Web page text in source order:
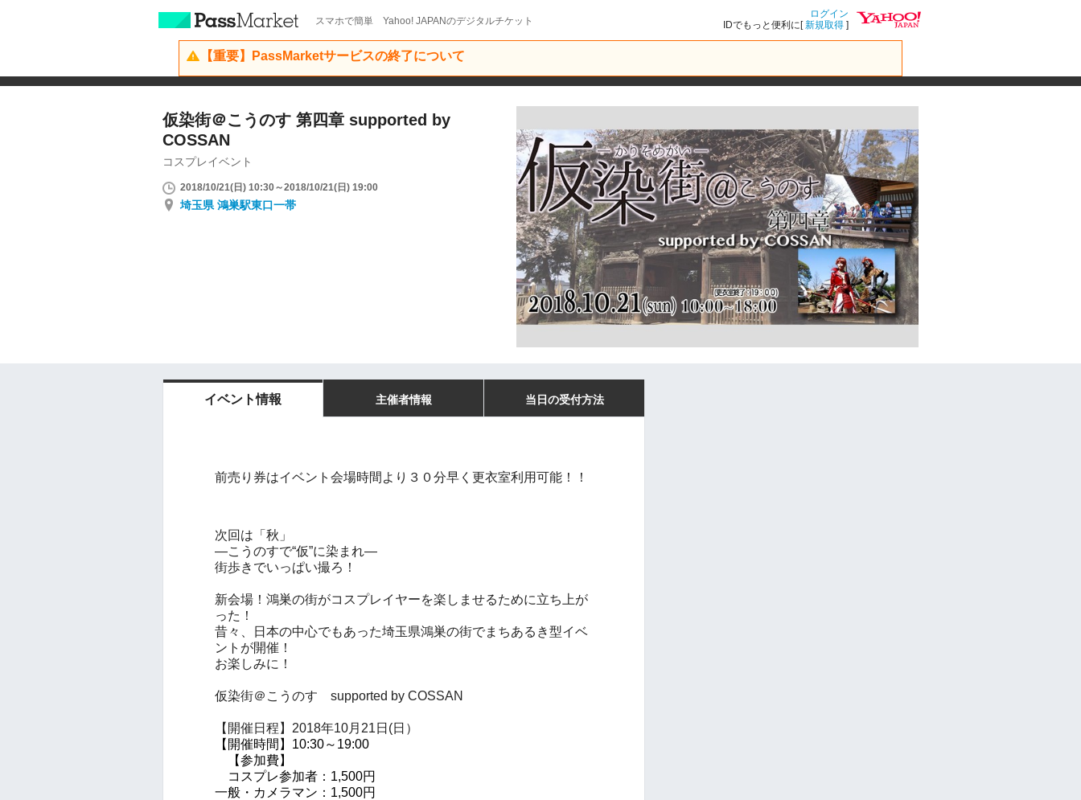
スマホで簡単 Yahoo! JAPANのデジタルチケット
ログイン
IDでもっと便利に[新規取得 ]
【重要】PassMarketサービスの終了について
仮染街＠こうのす 第四章 supported by
COSSAN
コスプレイベント
2018/10/21(日) 10:30～2018/10/21(日) 19:00
埼玉県 鴻巣駅東口一帯
イベント情報 主催者情報 当日の受付方法
前売り券はイベント会場時間より３０分早く更衣室利用可能！！
次回は「秋」
—こうのすで“仮”に染まれ—
街歩きでいっぱい撮ろ！
新会場！鴻巣の街がコスプレイヤーを楽しませるために立ち上が
った！
昔々、日本の中心でもあった埼玉県鴻巣の街でまちあるき型イベ
ントが開催！
お楽しみに！
仮染街＠こうのす supported by COSSAN
【開催日程】2018年10月21日(日）
【開催時間】10:30～19:00
【参加費】
コスプレ参加者：1,500円
一般・カメラマン：1,500円